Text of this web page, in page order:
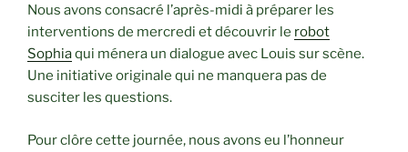
Nous avons consacré l’après-midi à préparer les
interventions de mercredi et découvrir le robot
Sophiaqui ménera un dialogue avec Louis sur scène.
Une initiative originale qui ne manquera pas de
susciter les questions.
Pour clôre cette journée, nous avons eu l’honneur